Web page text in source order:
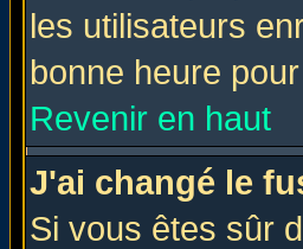
les utilisateurs
bonne heure
Revenir en haut
J'ai changé le
Si vous êtes sûr